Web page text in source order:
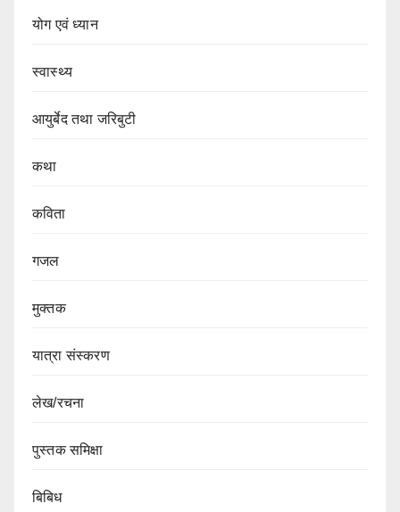
योग एवं ध्यान
स्वास्थ्य
आयुर्बेद तथा जरिबुटी
कथा
कविता
गजल
मुक्तक
यात्रा संस्करण
लेख/रचना
पुस्तक समिक्षा
बिबिध